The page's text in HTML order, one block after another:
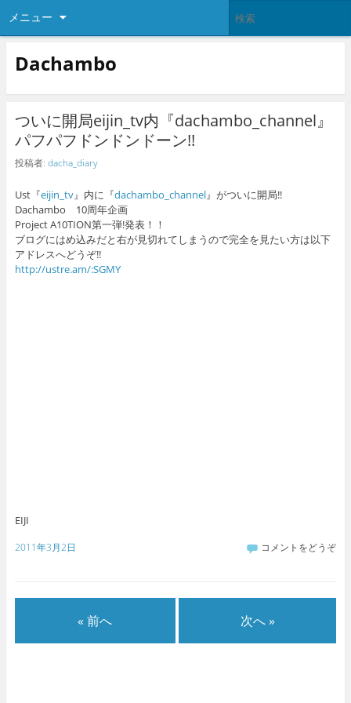
メニュー
Dachambo
ついに開局eijin_tv内『dachambo_channel』
パフパフドンドンドーン!!
投稿者: dacha_diary
Ust『eijin_tv』内に『dachambo_channel』がついに開局!!
Dachambo 10周年企画
Project A10TION第一弾!発表！！
ブログにはめ込みだと右が見切れてしまうので完全を見たい方は以下
アドレスへどうぞ!!
http://ustre.am/:SGMY
EIJI
2011年3月2日 コメントをどうぞ
« 前へ 次へ »